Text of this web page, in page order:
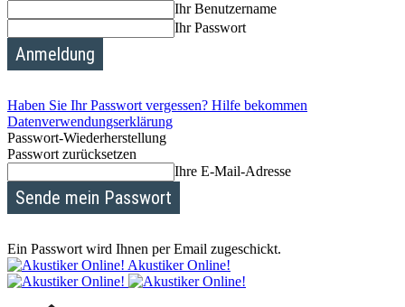
Ihr Benutzername
Ihr Passwort
Haben Sie Ihr Passwort vergessen? Hilfe bekommen
Datenverwendungserklärung
Passwort-Wiederherstellung
Passwort zurücksetzen
Ihre E-Mail-Adresse
Ein Passwort wird Ihnen per Email zugeschickt.
Akustiker Online!